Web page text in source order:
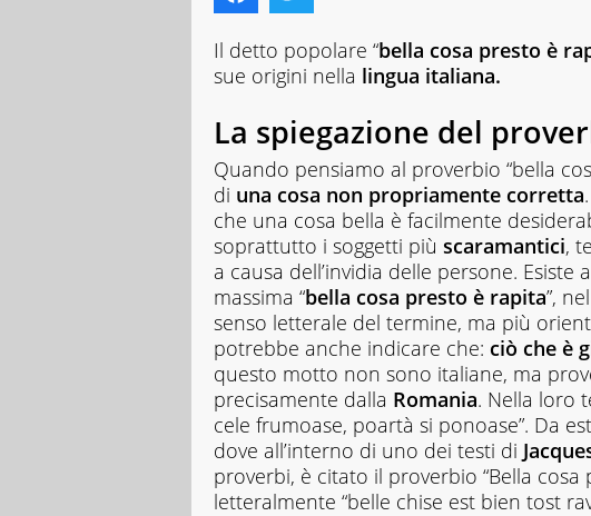
Il detto popolare “bella cosa presto è
sue origini nella lingua italiana.
La spiegazione del
Quando pensiamo al proverbio “bella
di una cosa non propriamente corretta
che una cosa bella è facilmente
soprattutto i soggetti più scaramantici,
a causa dell’invidia delle persone.
massima “bella cosa presto è rapita”,
senso letterale del termine, ma più
potrebbe anche indicare che: ciò che è
questo motto non sono italiane, ma
precisamente dalla Romania. Nella loro
cele frumoase, poartà si ponoase”. Da
dove all’interno di uno dei testi di
proverbi, è citato il proverbio “Bella cosa
letteralmente “belle chise est bien tost